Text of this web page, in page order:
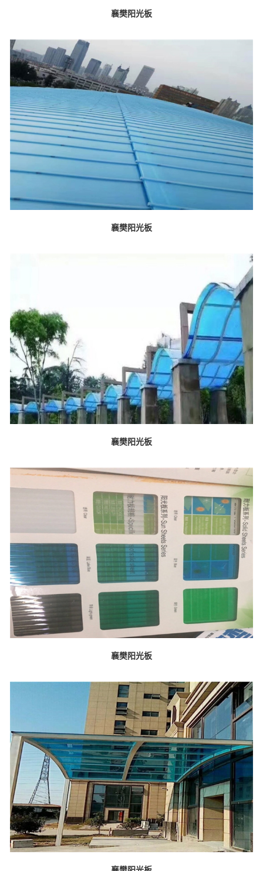
襄樊阳光板
襄樊阳光板
襄樊阳光板
襄樊阳光板